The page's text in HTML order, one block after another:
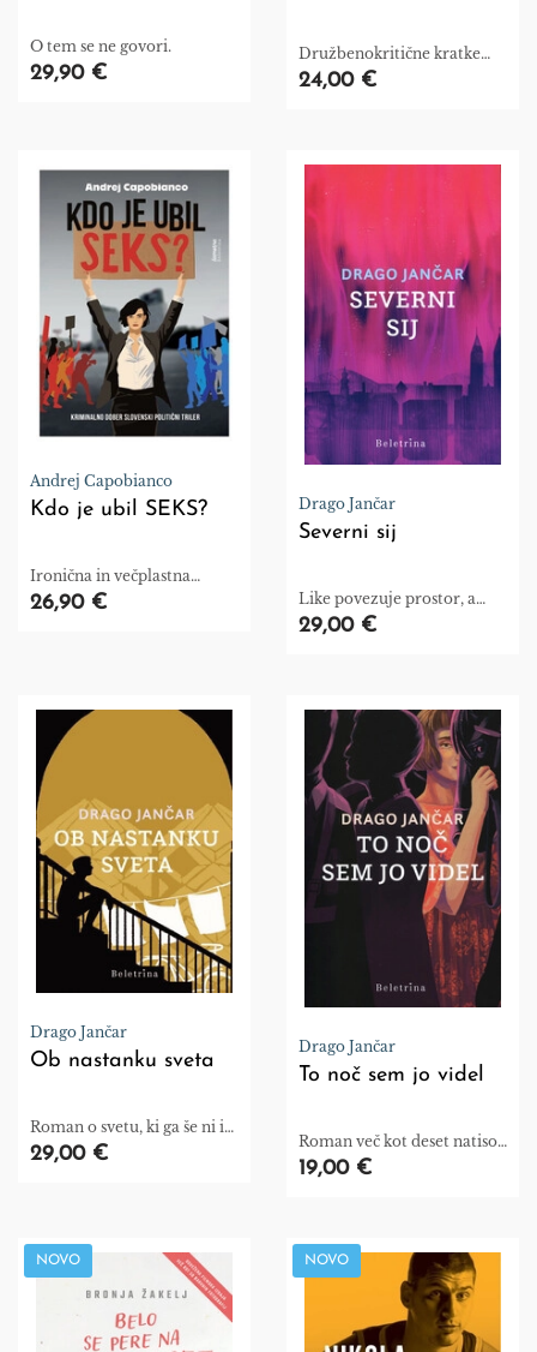
O tem se ne govori.
29,90 €
Družbenokritične kratke
zgodbe, izbrušen slog,
24,00 €
Andrej Capobianco
Kdo je ubil SEKS?
Ironična in večplastna
pripoved
26,90 €
Drago Jančar
Severni sij
Like povezuje prostor, a
ločuje razumevanje sveta.
29,00 €
Drago Jančar
Ob nastanku sveta
Roman o svetu, ki ga še ni in
mu je »določeno« nastati
29,00 €
Drago Jančar
To noč sem jo videl
Roman več kot deset natisov
in preveden v dvajset
19,00 €
NOVO NOVO